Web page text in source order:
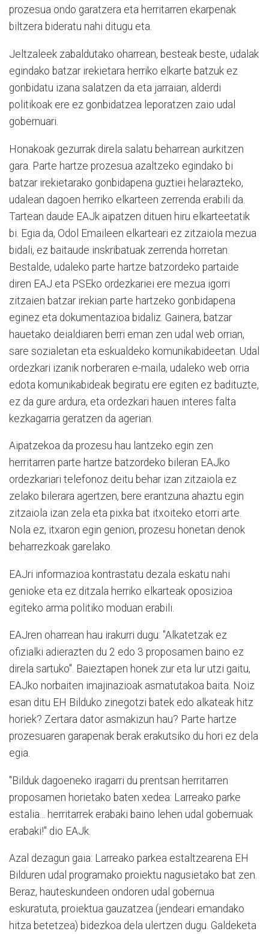
prozesua ondo garatzera eta herritarren ekarpenak
biltzera bideratu nahi ditugu eta.
Jeltzaleek zabaldutako oharrean, besteak beste, udalak
egindako batzar irekietara herriko elkarte batzuk ez
gonbidatu izana salatzen da eta jarraian, alderdi
politikoak ere ez gonbidatzea leporatzen zaio udal
gobernuari.
Honakoak gezurrak direla salatu beharrean aurkitzen
gara. Parte hartze prozesua azaltzeko egindako bi
batzar irekietarako gonbidapena guztiei helarazteko,
udalean dagoen herriko elkarteen zerrenda erabili da.
Tartean daude EAJk aipatzen dituen hiru elkarteetatik
bi. Egia da, Odol Emaileen elkarteari ez zitzaiola mezua
bidali, ez baitaude inskribatuak zerrenda horretan.
Bestalde, udaleko parte hartze batzordeko partaide
diren EAJ eta PSEko ordezkariei ere mezua igorri
zitzaien batzar irekian parte hartzeko gonbidapena
eginez eta dokumentazioa bidaliz. Gainera, batzar
hauetako deialdiaren berri eman zen udal web orrian,
sare sozialetan eta eskualdeko komunikabideetan. Udal
ordezkari izanik norberaren e-maila, udaleko web orria
edota komunikabideak begiratu ere egiten ez badituzte,
ez da gure ardura, eta ordezkari hauen interes falta
kezkagarria geratzen da agerian.
Aipatzekoa da prozesu hau lantzeko egin zen
herritarren parte hartze batzordeko bileran EAJko
ordezkariari telefonoz deitu behar izan zitzaiola ez
zelako bilerara agertzen, bere erantzuna ahaztu egin
zitzaiola izan zela eta pixka bat itxoiteko etorri arte.
Nola ez, itxaron egin genion, prozesu honetan denok
beharrezkoak garelako.
EAJri informazioa kontrastatu dezala eskatu nahi
genioke eta ez ditzala herriko elkarteak oposizioa
egiteko arma politiko moduan erabili.
EAJren oharrean hau irakurri dugu: "Alkatetzak ez
ofizialki adierazten du 2 edo 3 proposamen baino ez
direla sartuko". Baieztapen honek zur eta lur utzi gaitu,
EAJko norbaiten imajinazioak asmatutakoa baita. Noiz
esan ditu EH Bilduko zinegotzi batek edo alkateak hitz
horiek? Zertara dator asmakizun hau? Parte hartze
prozesuaren garapenak berak erakutsiko du hori ez dela
egia.
"Bilduk dagoeneko iragarri du prentsan herritarren
proposamen horietako baten xedea: Larreako parke
estalia... herritarrek erabaki baino lehen udal gobernuak
erabaki!" dio EAJk.
Azal dezagun gaia: Larreako parkea estaltzearena EH
Bilduren udal programako proiektu nagusietako bat zen.
Beraz, hauteskundeen ondoren udal gobernua
eskuratuta, proiektua gauzatzea (jendeari emandako
hitza betetzea) bidezkoa dela ulertzen dugu. Galdeketa